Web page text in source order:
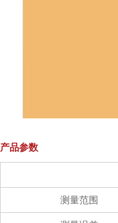
产品参数
测量范围